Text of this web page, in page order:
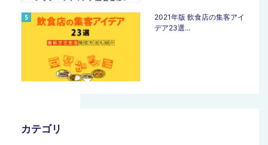
2021年版 飲食店の集客アイ
デア23選...
カテゴリ